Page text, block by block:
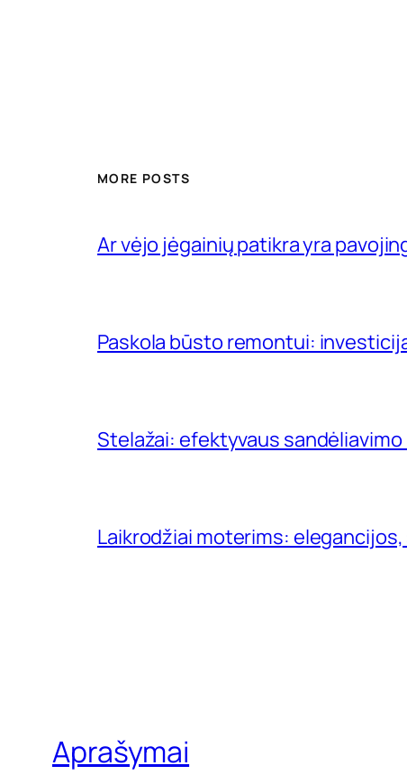
MORE POSTS
Ar vėjo jėgainių patikra yra
Paskola būsto remontui:
Stelažai: efektyvaus
Laikrodžiai moterims:
Aprašymai